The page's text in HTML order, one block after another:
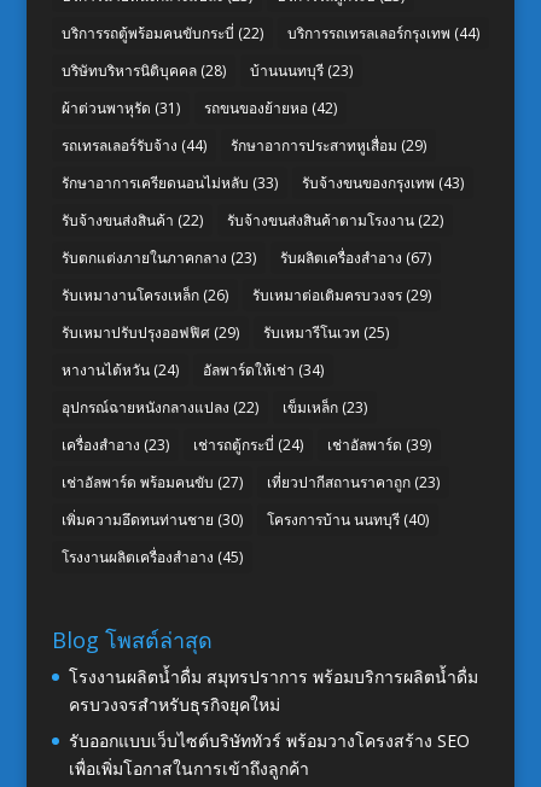
บริการรถตู้พร้อมคนขับกระบี่ (22) บริการรถเทรลเลอร์กรุงเทพ (44)
บริษัทบริหารนิติบุคคล(28) บ้านนนทบุรี(23)
ผ้าต่วนพาหุรัด (31) รถขนของย้ายหอ(42)
รถเทรลเลอร์รับจ้าง (44) รักษาอาการประสาทหูเสื่อม (29)
รักษาอาการเครียดนอนไม่หลับ (33) รับจ้างขนของกรุงเทพ (43)
รับจ้างขนส่งสินค้า (22) รับจ้างขนส่งสินค้าตามโรงงาน(22)
รับตกแต่งภายในภาคกลาง (23) รับผลิตเครื่องสำอาง (67)
รับเหมางานโครงเหล็ก(26) รับเหมาต่อเติมครบวงจร(29)
รับเหมาปรับปรุงออฟฟิศ(29) รับเหมารีโนเวท (25)
หางานไต้หวัน(24) อัลพาร์ดให้เช่า (34)
อุปกรณ์ฉายหนังกลางแปลง (22) เข็มเหล็ก(23)
เครื่องสำอาง (23) เช่ารถตู้กระบี่ (24) เช่าอัลพาร์ด (39)
เช่าอัลพาร์ด พร้อมคนขับ (27) เที่ยวปากีสถานราคาถูก(23)
เพิ่มความอึดทนท่านชาย (30) โครงการบ้าน นนทบุรี(40)
โรงงานผลิตเครื่องสำอาง (45)
Blog โพสต์ล่าสุด
โรงงานผลิตน้ำดื่ม สมุทรปราการ พร้อมบริการผลิตน้ำดื่ม
ครบวงจรสำหรับธุรกิจยุคใหม่
รับออกแบบเว็บไซต์บริษัททัวร์ พร้อมวางโครงสร้าง SEO
เพื่อเพิ่มโอกาสในการเข้าถึงลูกค้า